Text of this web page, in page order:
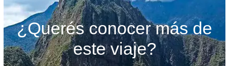
¿Querés conocer más de
este viaje?